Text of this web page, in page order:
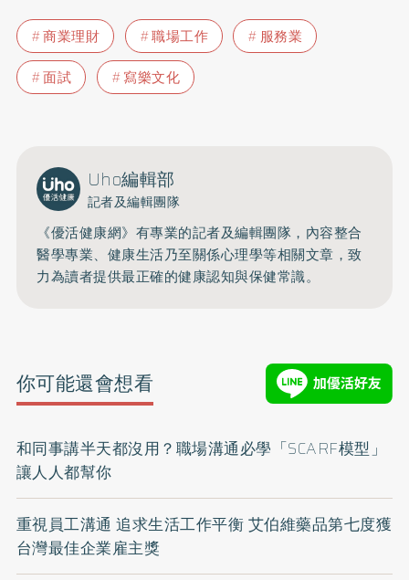
商業理財 職場工作
服務業
面試
寫樂文化
Uho編輯部
記者及編輯團隊
《優活健康網》有專業的記者及編輯團隊，內容整合
醫學專業、健康生活乃至關係心理學等相關文章，致
力為讀者提供最正確的健康認知與保健常識。
你可能還會想看
和同事講半天都沒用？職場溝通必學「SCARF模型」
讓人人都幫你
重視員工溝通 追求生活工作平衡 艾伯維藥品第七度獲
台灣最佳企業雇主獎